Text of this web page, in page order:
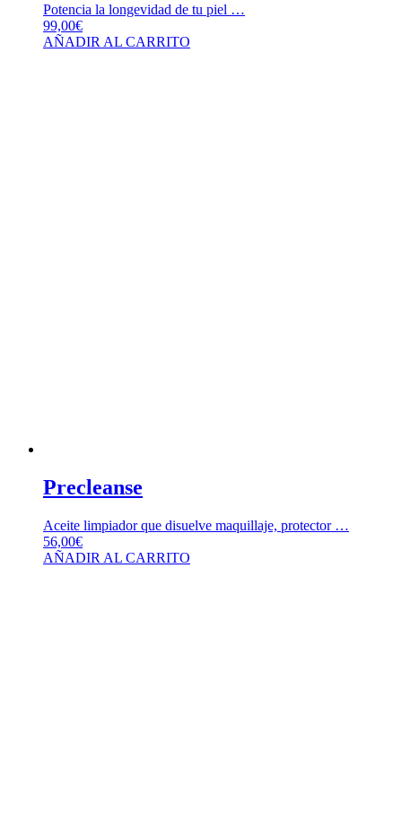
Potencia la longevidad de tu piel …
99,00€
AÑADIR AL CARRITO
Precleanse
Aceite limpiador que disuelve maquillaje, protector …
56,00€
AÑADIR AL CARRITO